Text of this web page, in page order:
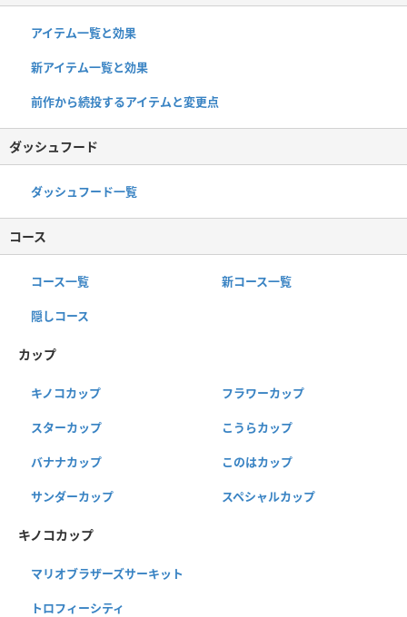
アイテム一覧と効果
新アイテム一覧と効果
前作から続投するアイテムと変更点
ダッシュフード
ダッシュフード一覧
コース
コース一覧 新コース一覧
隠しコース
カップ
キノコカップ フラワーカップ
スターカップ こうらカップ
バナナカップ このはカップ
サンダーカップ スペシャルカップ
キノコカップ
マリオブラザーズサーキット
トロフィーシティ